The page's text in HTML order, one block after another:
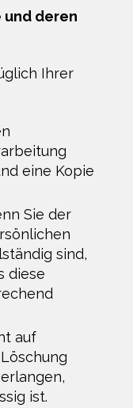
und deren
Ihrer
eine Kopie
Sie der
sind,
diese
auf
ist.